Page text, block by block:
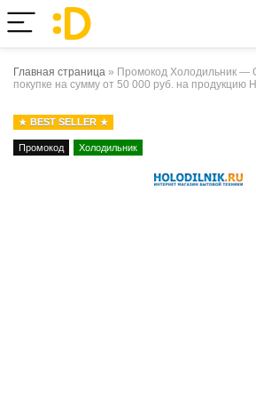
Главная страница » Промокод Холодильник —
покупке на сумму от 50 000 руб. на продукцию
BEST SELLER
Промокод Холодильник